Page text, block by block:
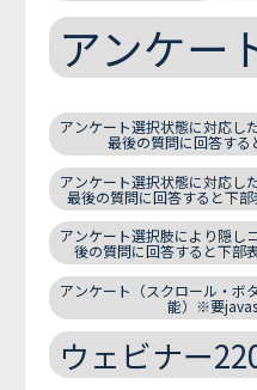
アンケー
アンケート選択状態に対応し
最後の質問に回答す
アンケート選択状態に対応し
最後の質問に回答すると下
アンケート選択肢により隠し
後の質問に回答すると下
アンケート（スクロール・ボ
能）※要
ウェビナー